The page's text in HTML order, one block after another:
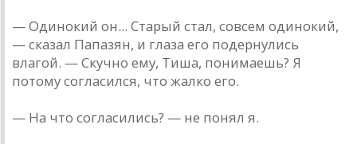
— Одинокий он... Старый стал, совсем одинокий,
— сказал Папазян, и глаза его подернулись
влагой. — Скучно ему, Тиша, понимаешь? Я
потому согласился, что жалко его.
— На что согласились? — не понял я.